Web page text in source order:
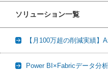
ソリューション一覧
【月100万超の削減実績
Power BI×Fabricデータ分